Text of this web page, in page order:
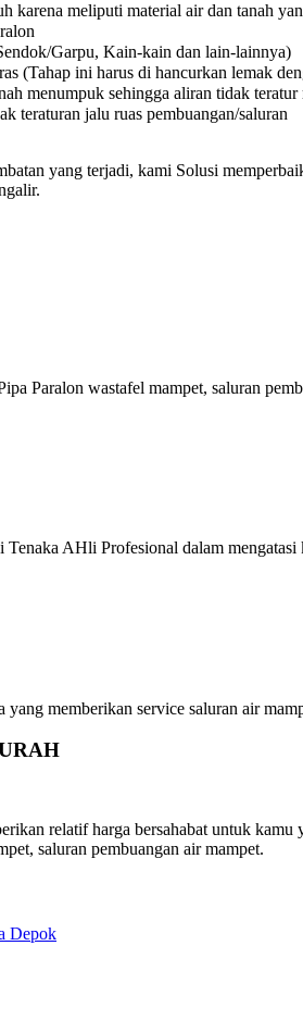
karena meliputi material air dan tanah
Garpu, Kain-kain dan lain-lainnya)
(Tahap ini harus di hancurkan lemak
menumpuk sehingga aliran tidak
teraturan jalu ruas pembuangan/saluran
yang terjadi, kami Solusi
Paralon wastafel mampet, saluran
AHli Profesional dalam
memberikan service saluran air
relatif harga bersahabat untuk
saluran pembuangan air mampet.
Depok